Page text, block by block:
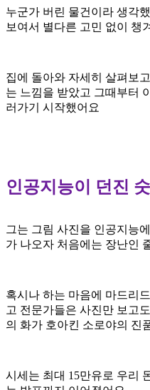
누군가 버린 물건이라 생각
보여서 별다른 고민 없이 챙
집에 돌아와 자세히 살펴보
는 느낌을 받았고 그때부터
러가기 시작했어요
인공지능이 던진
그는 그림 사진을 인공지능
가 나오자 처음에는 장난인
혹시나 하는 마음에 마드리
고 전문가들은 사진만 보고
의 화가 호아킨 소로야의 진
시세는 최대 15만유로 우리